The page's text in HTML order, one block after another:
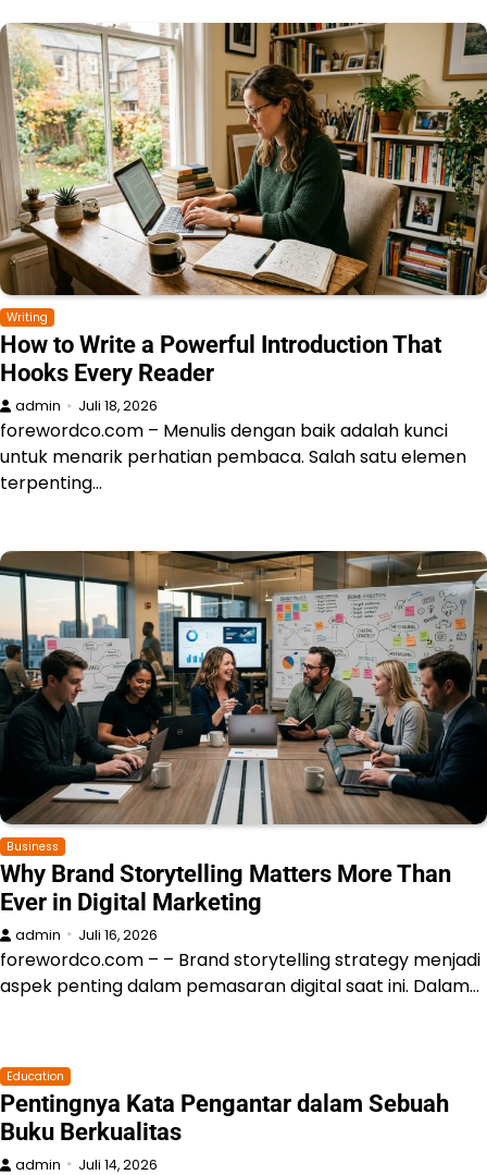
Writing
How to Write a Powerful Introduction That
Hooks Every Reader
admin Juli 18, 2026
forewordco.com – Menulis dengan baik adalah kunci
untuk menarik perhatian pembaca. Salah satu elemen
terpenting…
Business
Why Brand Storytelling Matters More Than
Ever in Digital Marketing
admin Juli 16, 2026
forewordco.com – – Brand storytelling strategy menjadi
aspek penting dalam pemasaran digital saat ini. Dalam…
Education
Pentingnya Kata Pengantar dalam Sebuah
Buku Berkualitas
admin Juli 14, 2026